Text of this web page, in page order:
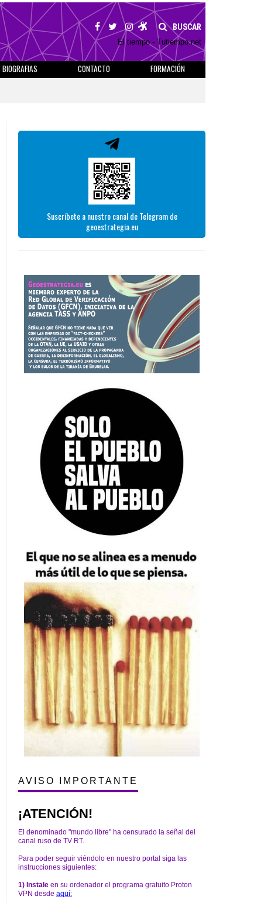
BUSCAR
El tiempo - Tutiempo.net
BIOGRAFIAS CONTACTO
FORMACIÓN
Suscríbete a nuestro canal de Telegram de
geoestrategia.eu
AVISO IMPORTANTE
¡ATENCIÓN!
El denominado "mundo libre" ha censurado la señal del
canal ruso de TV RT.
Para poder seguir viéndolo en nuestro portal siga las
instrucciones siguientes:
1) Instale en su ordenador el programa gratuito Proton
VPN desde aquí: